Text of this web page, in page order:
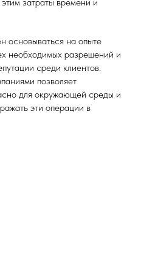
основываться на опыте
необходимых разрешений и
среди клиентов.
позволяет
для окружающей среды и
эти операции в